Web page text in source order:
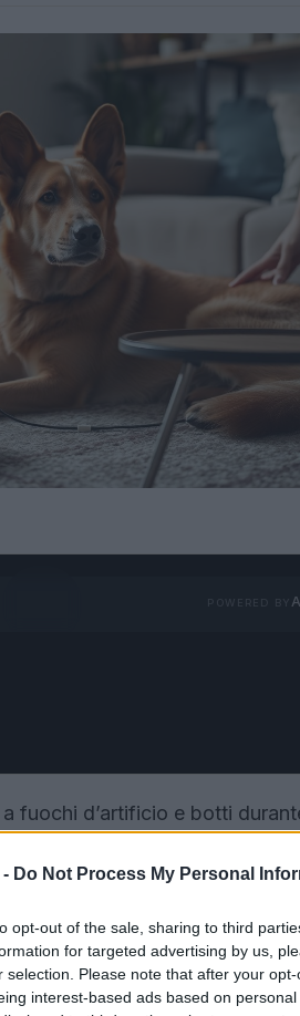
Do Not Process My Personal
opt-out of the sale, sharing to third
for targeted advertising by us,
selection. Please note that after your
interest-based ads based on
fuochi d’artificio e botti
di panico. In questo
non farmacologica per
che cos’è la
può risultare utile, con
animale.